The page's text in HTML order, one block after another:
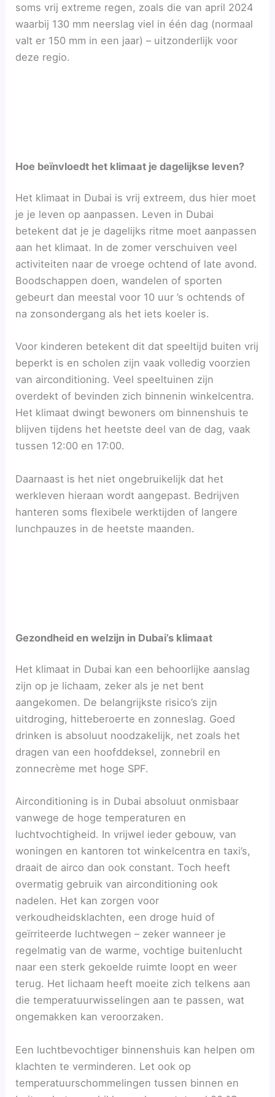
soms vrij extreme regen, zoals die van april 2024
waarbij 130 mm neerslag viel in één dag (normaal
valt er 150 mm in een jaar) – uitzonderlijk voor
deze regio.
Hoe beïnvloedt het klimaat je dagelijkse leven?
Het klimaat in Dubai is vrij extreem, dus hier moet
je je leven op aanpassen. Leven in Dubai
betekent dat je je dagelijks ritme moet aanpassen
aan het klimaat. In de zomer verschuiven veel
activiteiten naar de vroege ochtend of late avond.
Boodschappen doen, wandelen of sporten
gebeurt dan meestal voor 10 uur ’s ochtends of
na zonsondergang als het iets koeler is.
Voor kinderen betekent dit dat speeltijd buiten vrij
beperkt is en scholen zijn vaak volledig voorzien
van airconditioning. Veel speeltuinen zijn
overdekt of bevinden zich binnenin winkelcentra.
Het klimaat dwingt bewoners om binnenshuis te
blijven tijdens het heetste deel van de dag, vaak
tussen 12:00 en 17:00.
Daarnaast is het niet ongebruikelijk dat het
werkleven hieraan wordt aangepast. Bedrijven
hanteren soms flexibele werktijden of langere
lunchpauzes in de heetste maanden.
Gezondheid en welzijn in Dubai’s klimaat
Het klimaat in Dubai kan een behoorlijke aanslag
zijn op je lichaam, zeker als je net bent
aangekomen. De belangrijkste risico’s zijn
uitdroging, hitteberoerte en zonneslag. Goed
drinken is absoluut noodzakelijk, net zoals het
dragen van een hoofddeksel, zonnebril en
zonnecrème met hoge SPF.
Airconditioning is in Dubai absoluut onmisbaar
vanwege de hoge temperaturen en
luchtvochtigheid. In vrijwel ieder gebouw, van
woningen en kantoren tot winkelcentra en taxi’s,
draait de airco dan ook constant. Toch heeft
overmatig gebruik van airconditioning ook
nadelen. Het kan zorgen voor
verkoudheidsklachten, een droge huid of
geïrriteerde luchtwegen – zeker wanneer je
regelmatig van de warme, vochtige buitenlucht
naar een sterk gekoelde ruimte loopt en weer
terug. Het lichaam heeft moeite zich telkens aan
die temperatuurwisselingen aan te passen, wat
ongemakken kan veroorzaken.
Een luchtbevochtiger binnenshuis kan helpen om
klachten te verminderen. Let ook op
temperatuurschommelingen tussen binnen en